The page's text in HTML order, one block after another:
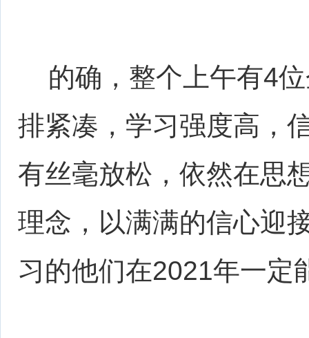
的确，整个上午有4位
排紧凑，学习强度高，
有丝毫放松，依然在思
理念，以满满的信心迎
习的他们在2021年一定